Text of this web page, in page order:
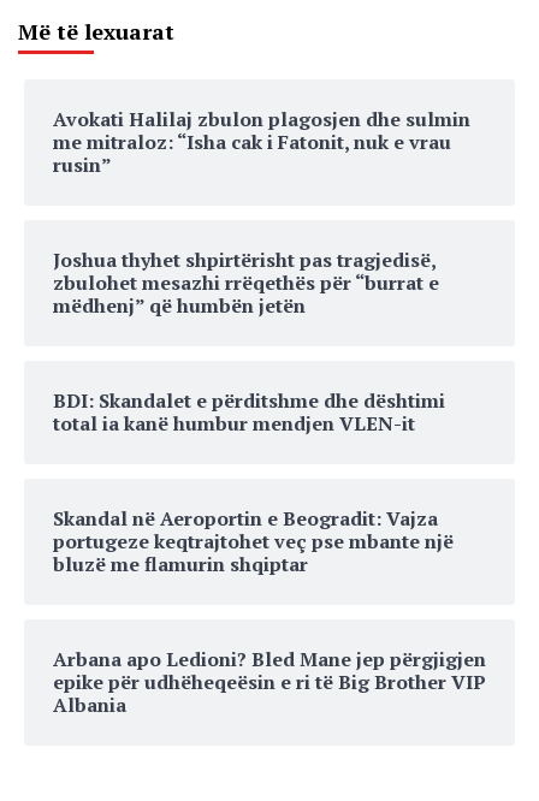
Më të lexuarat
Avokati Halilaj zbulon plagosjen dhe sulmin
me mitraloz: “Isha cak i Fatonit, nuk e vrau
rusin”
Joshua thyhet shpirtërisht pas tragjedisë,
zbulohet mesazhi rrëqethës për “burrat e
mëdhenj” që humbën jetën
BDI: Skandalet e përditshme dhe dështimi
total ia kanë humbur mendjen VLEN-it
Skandal në Aeroportin e Beogradit: Vajza
portugeze keqtrajtohet veç pse mbante një
bluzë me flamurin shqiptar
Arbana apo Ledioni? Bled Mane jep përgjigjen
epike për udhëheqeësin e ri të Big Brother VIP
Albania